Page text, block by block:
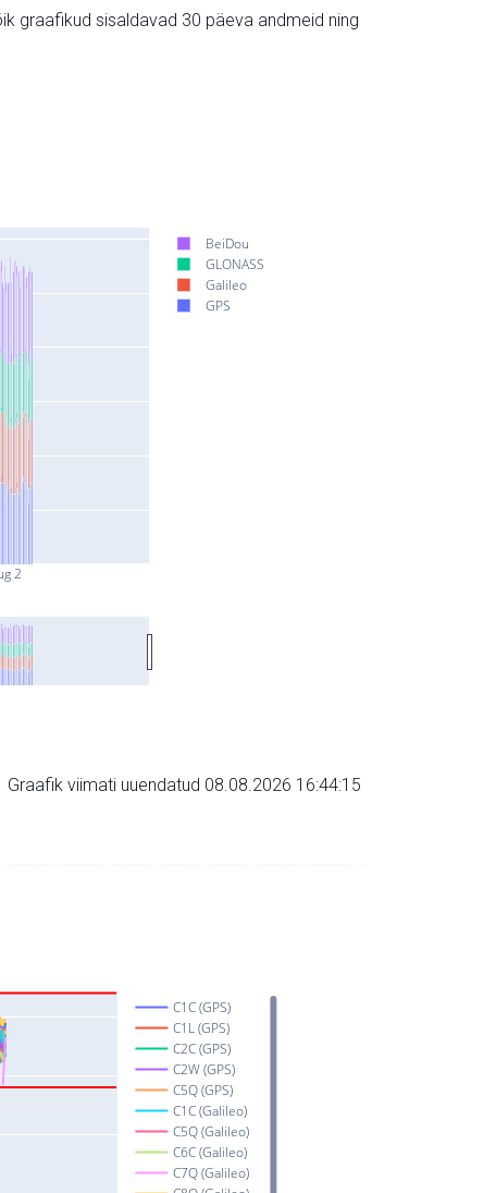
graafikud sisaldavad 30 päeva andmeid ning
2
BeiDou
GLONASS
Galileo
GPS
Graafik viimati uuendatud 08.08.2026 16:44:15
C1C (GPS)
C1L (GPS)
C2C (GPS)
C2W (GPS)
C5Q (GPS)
C1C (Galileo)
C5Q (Galileo)
C6C (Galileo)
C7Q (Galileo)